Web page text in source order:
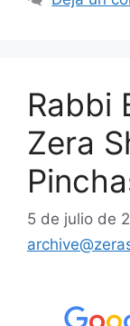
Rabbi
Zera
5 de julio de